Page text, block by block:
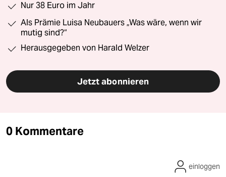
Nur 38 Euro im Jahr
Als Prämie Luisa Neubauers „Was wäre, wenn wir
mutig sind?“
Herausgegeben von Harald Welzer
Jetzt abonnieren
0 Kommentare
einloggen